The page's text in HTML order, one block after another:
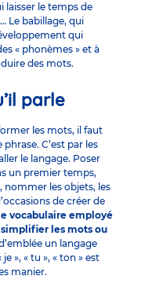
laisser le temps de
Le babillage, qui
qui
« phonèmes » et à
des mots.
parle
les mots, il faut
C’est par les
le langage. Poser
un premier temps,
nommer les objets, les
de créer de
le vocabulaire employé
les mots ou
un langage
», « tu », « ton » est
manier.